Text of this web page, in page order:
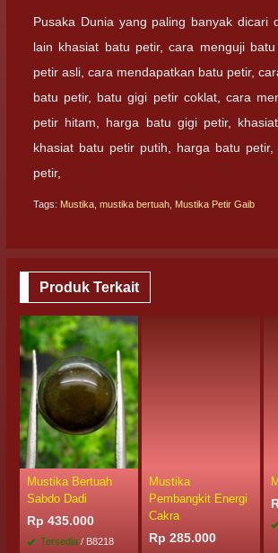
Pusaka Dunia yang paling banyak dicari
lain khasiat batu petir, cara menguji
petir asli, cara mendapatkan batu petir,
batu petir, batu gigi petir coklat, cara
petir hitam, harga batu gigi petir,
khasiat batu petir putih, harga batu
petir,
Tags: Mustika mustika bertuah Mustika Petir Gaib
Produk Terkait
Mustika Bertuah
Sabdo Dadi
Rp 435.000
Tersedia / B8218
Mustika
Pembangkit Energi
Cakra
Rp 285.000